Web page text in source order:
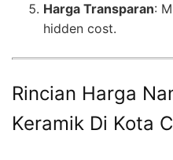
Harga Transparan:
hidden cost.
Rincian Harga
Keramik Di Kota